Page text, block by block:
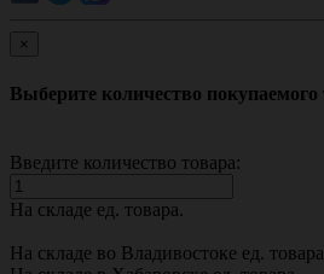
×
Выберите количество покупаемого
Введите количество товара:
На складе ед. товара.
На складе во Владивостоке ед.